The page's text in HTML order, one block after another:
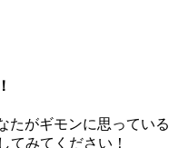
たがギモンに思っている
てみてください！